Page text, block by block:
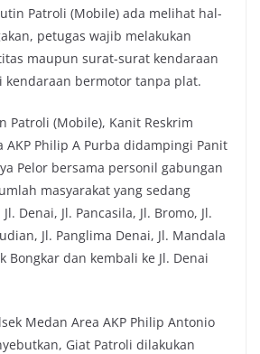
Patroli (Mobile) ada melihat hal-
petugas wajib melakukan
maupun surat-surat kendaraan
kendaraan bermotor tanpa plat.
Patroli (Mobile), Kanit Reskrim
AKP Philip A Purba didampingi Panit
Pelor bersama personil gabungan
masyarakat yang sedang
Denai, Jl. Pancasila, Jl. Bromo, Jl.
Jl. Panglima Denai, Jl. Mandala
Bongkar dan kembali ke Jl. Denai
Medan Area AKP Philip Antonio
Giat Patroli dilakukan